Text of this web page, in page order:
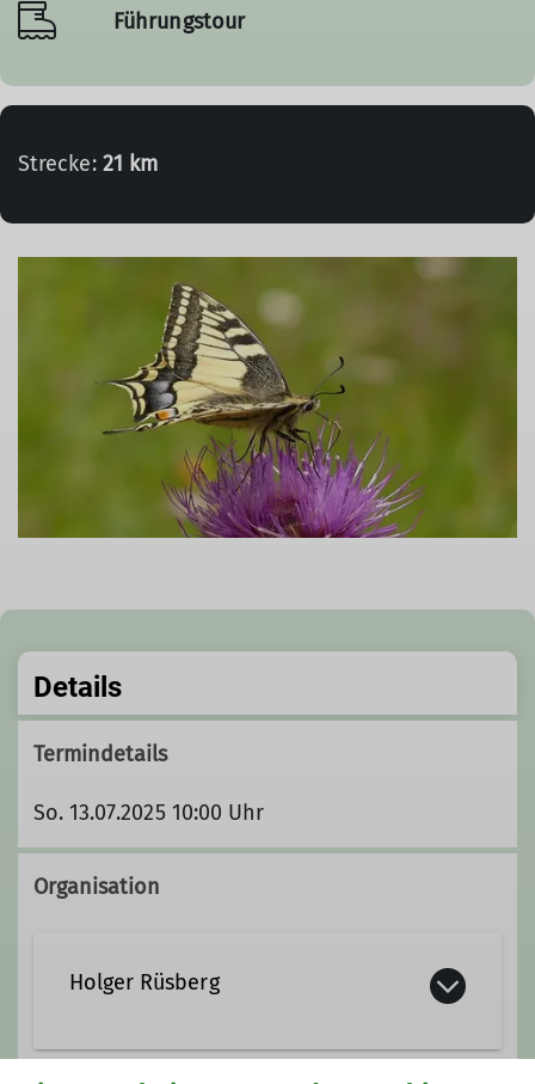
Führungstour
Strecke: 21 km
Details
Termindetails
So. 13.07.2025 10:00 Uhr
Organisation
Holger Rüsberg
0179 20 11 871